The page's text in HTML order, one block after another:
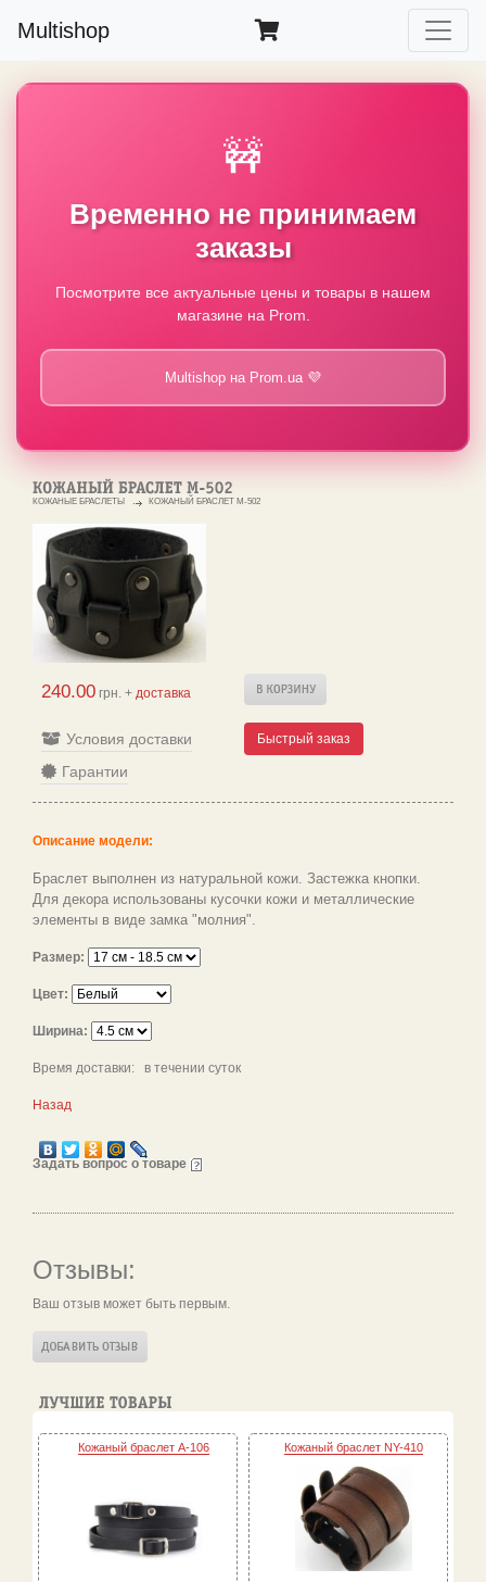
Multishop
🚧
Временно не принимаем
заказы
Посмотрите все актуальные цены и товары в нашем
магазине на Prom.
Multishop на Prom.ua 💜
КОЖАНЫЕ БРАСЛЕТЫ КОЖАНЫЙ БРАСЛЕТ M-502
240.00 грн. + доставка
Условия доставки
Гарантии
Быстрый заказ
Описание модели:
Браслет выполнен из натуральной кожи. Застежка кнопки.
Для декора использованы кусочки кожи и металлические
элементы в виде замка "молния".
Размер:
Цвет:
Ширина:
Время доставки: в течении суток
Назад
Задать вопрос о товаре
Отзывы:
Ваш отзыв может быть первым.
Кожаный браслет A-106 Кожаный браслет NY-410